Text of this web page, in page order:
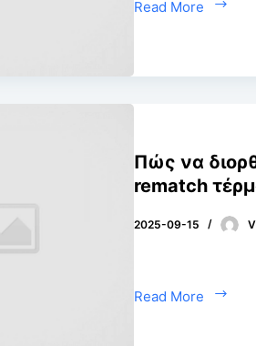
Read More
Πώς να
rematch
2025-09-15
Read More